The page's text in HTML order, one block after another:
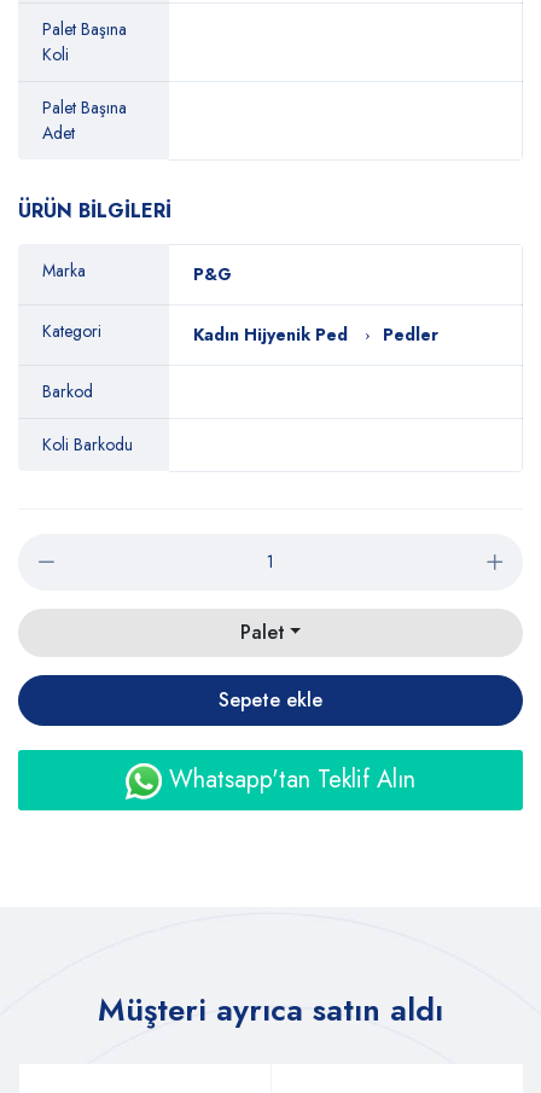
Palet Başına
Koli
Palet Başına
Adet
ÜRÜN BİLGİLERİ
Marka P&G
Kategori Kadın Hijyenik Ped Pedler
Barkod
Koli Barkodu
Palet
Sepete ekle
Whatsapp'tan Teklif Alın
Müşteri ayrıca satın aldı